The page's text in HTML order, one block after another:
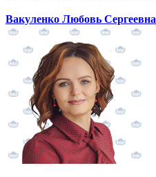
Вакуленко Любовь Сергеевна